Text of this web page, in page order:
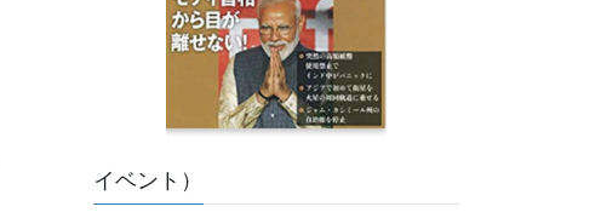
イベント）